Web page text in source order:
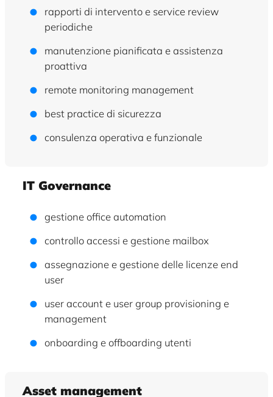
rapporti di intervento e service review
periodiche
manutenzione pianificata e assistenza
proattiva
remote monitoring management
best practice di sicurezza
consulenza operativa e funzionale
IT Governance
gestione office automation
controllo accessi e gestione mailbox
assegnazione e gestione delle licenze end
user
user account e user group provisioning e
management
onboarding e offboarding utenti
Asset management